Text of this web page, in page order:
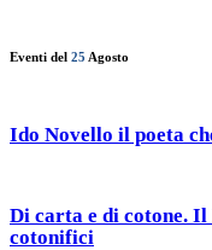
Eventi del 25 Agosto
Ido Novello il poeta
Di carta e di cotone.
cotonifici